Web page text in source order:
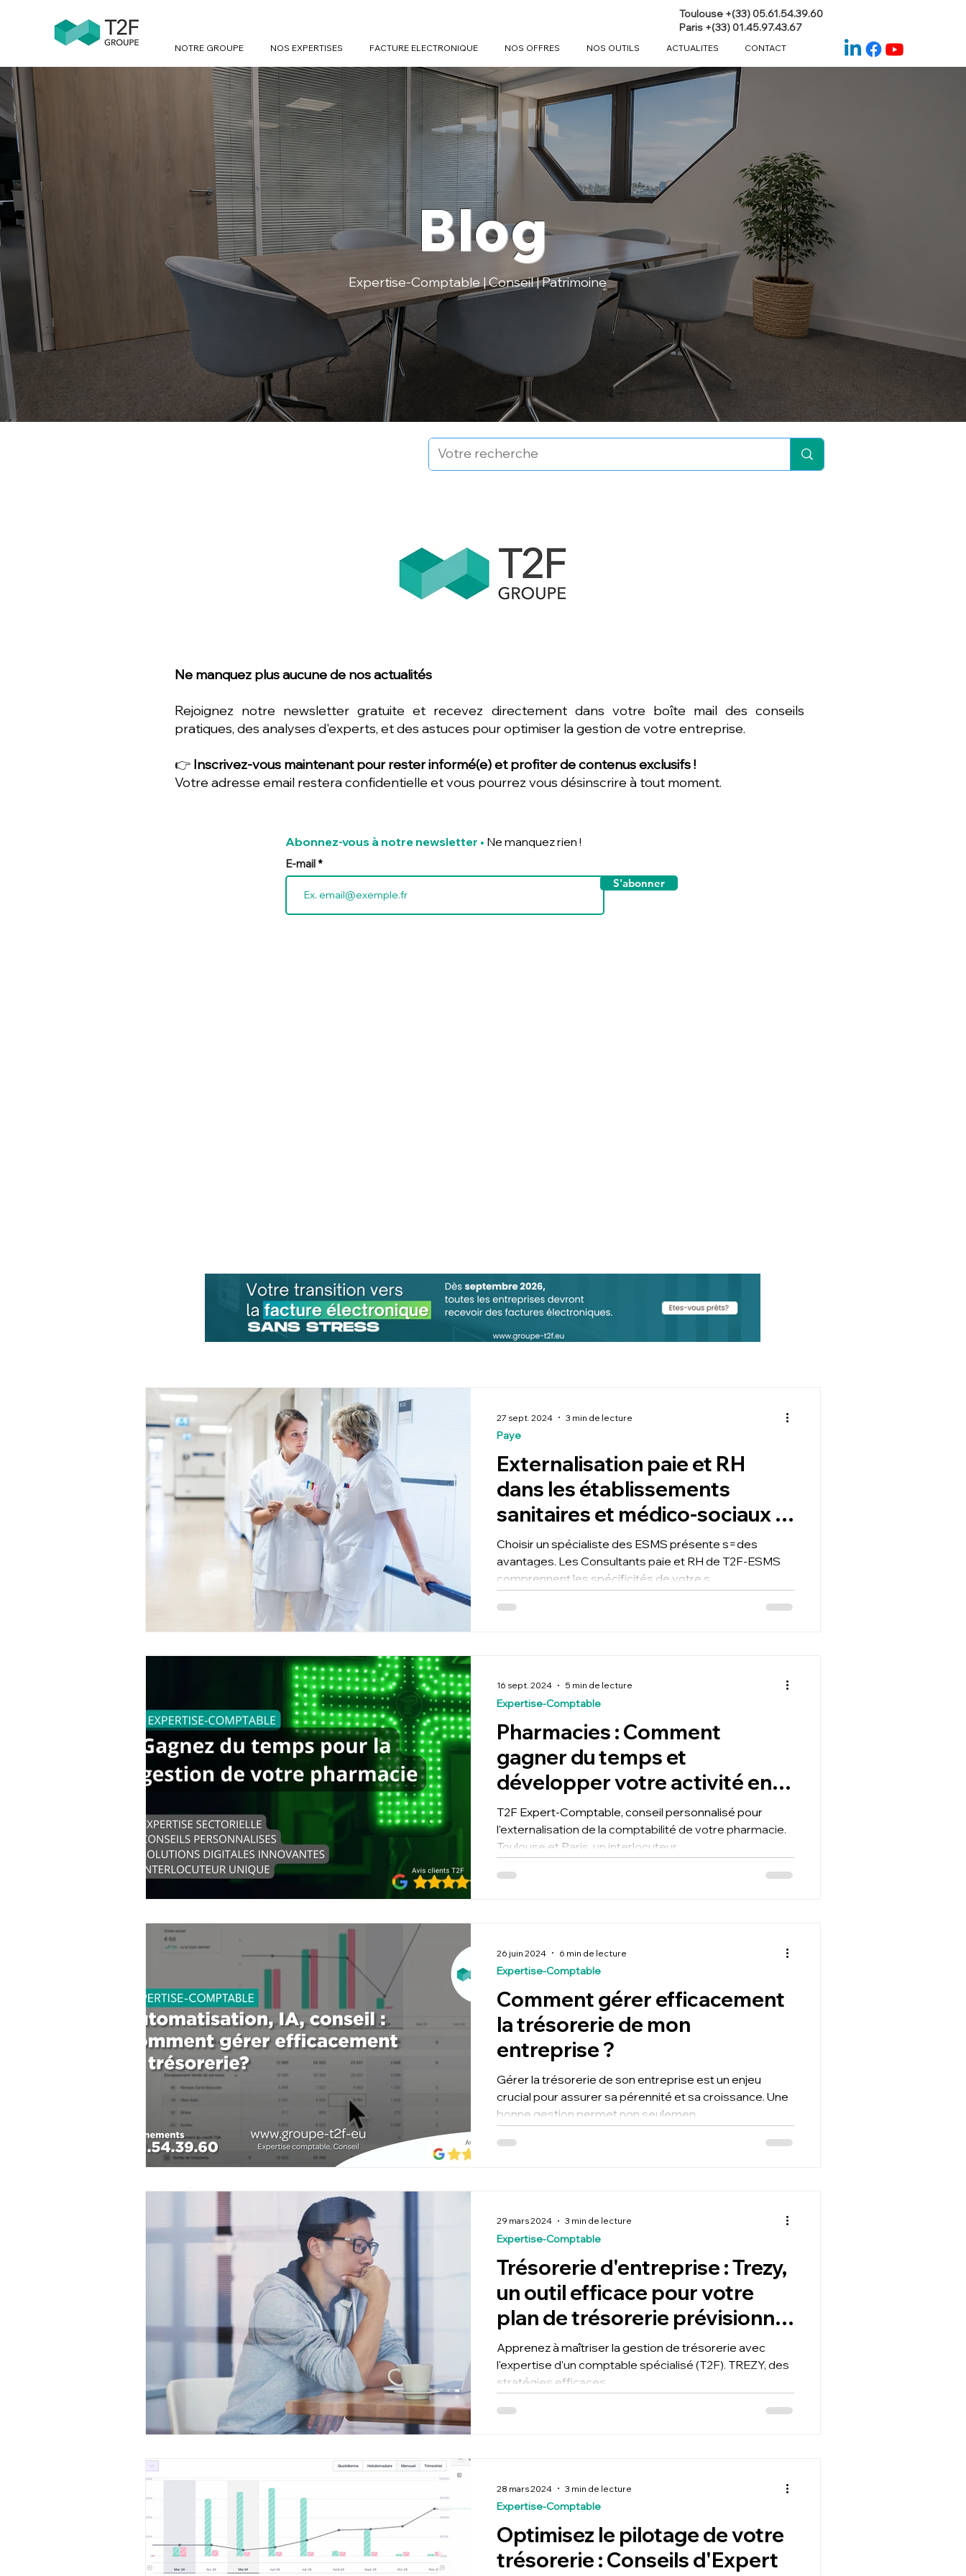
Toulouse +(33) 05.61.54.39.60
Paris +(33) 01.45.97.43.67
NOTRE GROUPE NOS EXPERTISES FACTURE ELECTRONIQUE NOS OFFRES NOS OUTILS ACTUALITES CONTACT
Blog
Expertise-Comptable | Conseil | Patrimoine
Ne manquez plus aucune de nos actualités
Rejoignez notre newsletter gratuite et recevez directement dans votre boîte mail des conseils
pratiques, des analyses d'experts, et des astuces pour optimiser la gestion de votre entreprise.
👉 Inscrivez-vous maintenant pour rester informé(e) et profiter de contenus exclusifs !
Votre adresse email restera confidentielle et vous pourrez vous désinscrire à tout moment.
Abonnez-vous à notre newsletter • Ne manquez rien !
E-mail
S'abonner
Externalisation paie et RH
dans les établissements
sanitaires et médico-sociaux :
T2F-ESMS
Choisir un spécialiste des ESMS présente s=des
avantages. Les Consultants paie et RH de T2F-ESMS
comprennent les spécificités de votre s
Paye
27 sept. 2024 3 min de lecture
Pharmacies : Comment
gagner du temps et
développer votre activité en
externalisant votre
comptabilité avec T2F?
T2F Expert-Comptable, conseil personnalisé pour
l'externalisation de la comptabilité de votre pharmacie.
Toulouse et Paris. un interlocuteur
Expertise-Comptable
16 sept. 2024 5 min de lecture
Comment gérer efficacement
la trésorerie de mon
entreprise ?
Gérer la trésorerie de son entreprise est un enjeu
crucial pour assurer sa pérennité et sa croissance. Une
bonne gestion permet non seulemen
Expertise-Comptable
26 juin 2024 6 min de lecture
Trésorerie d'entreprise : Trezy,
un outil efficace pour votre
plan de trésorerie prévisionnel
en temps réel
Apprenez à maîtriser la gestion de trésorerie avec
l'expertise d'un comptable spécialisé (T2F). TREZY, des
stratégies efficaces
Expertise-Comptable
29 mars 2024 3 min de lecture
Optimisez le pilotage de votre
trésorerie : Conseils d'Expert
Expertise-Comptable
28 mars 2024 3 min de lecture